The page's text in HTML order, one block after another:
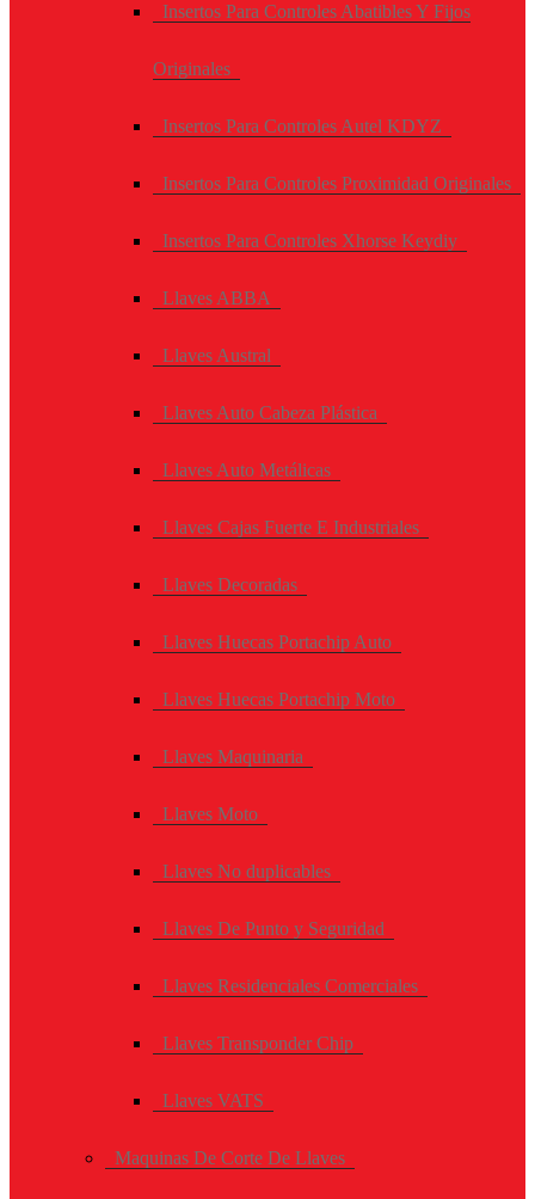
Insertos Para Controles Abatibles Y Fijos
Originales
Insertos Para Controles Autel KDYZ
Insertos Para Controles Proximidad Originales
Insertos Para Controles Xhorse Keydiy
Llaves ABBA
Llaves Austral
Llaves Auto Cabeza Plástica
Llaves Auto Metálicas
Llaves Cajas Fuerte E Industriales
Llaves Decoradas
Llaves Huecas Portachip Auto
Llaves Huecas Portachip Moto
Llaves Maquinaria
Llaves Moto
Llaves No duplicables
Llaves De Punto y Seguridad
Llaves Residenciales Comerciales
Llaves Transponder Chip
Llaves VATS
Maquinas De Corte De Llaves